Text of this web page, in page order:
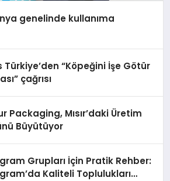
genelinde kullanıma
Türkiye’den “Köpeğini İşe Götür
çağrısı
Packaging, Mısır’daki Üretim
Büyütüyor
Grupları İçin Pratik Rehber:
Kaliteli Toplulukları